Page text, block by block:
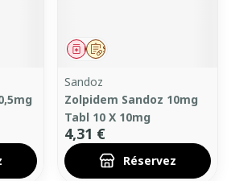
Sur prescription
Médicament
Sandoz
Zolpidem Sandoz 10mg
Tabl 10 X 10mg
4,31 €
Réservez